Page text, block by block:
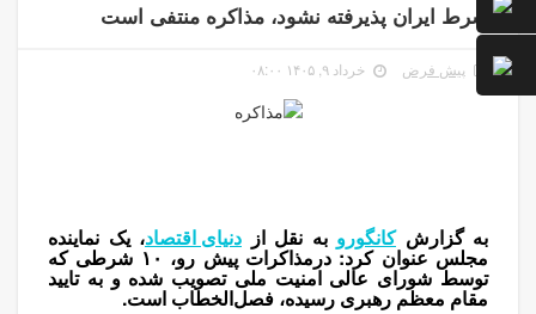
شرط ایران پذیرفته نشود، مذاکره منتفی است
پیش فرض خرداد ۹, ۱۴۰۵ ۰۸:۰۰
به گزارشکانگورو به نقل از دنیای اقتصاد، یک نماینده
مجلس عنوان کرد: درمذاکرات پیش رو، ۱۰ شرطی که
توسط شورای عالی امنیت ملی تصویب شده و به تایید
مقام معظم رهبری رسیده، فصل‌الخطاب است.